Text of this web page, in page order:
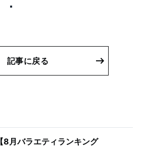
記事に戻る
【8月バラエティランキング